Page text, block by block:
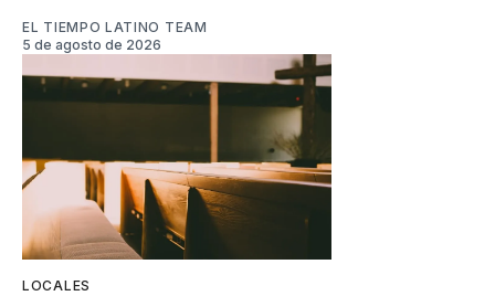
EL TIEMPO LATINO TEAM
5 de agosto de 2026
LOCALES